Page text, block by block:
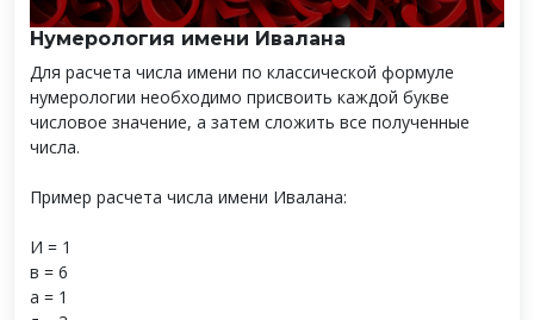
Нумерология имени Ивалана
Для расчета числа имени по классической формуле
нумерологии необходимо присвоить каждой букве
числовое значение, а затем сложить все полученные
числа.
Пример расчета числа имени Ивалана:
И = 1
в = 6
а = 1